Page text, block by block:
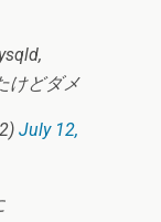
けどダメ
July 12,